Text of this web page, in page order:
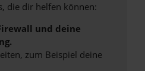
die dir helfen können:
und deine
zum Beispiel deine